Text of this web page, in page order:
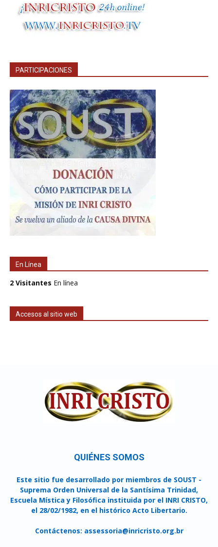
PARTICIPACIONES
En Línea
2 Visitantes En línea
Accesos al sitio web
QUIÉNES SOMOS
Este sitio fue desarrollado por miembros de SOUST -
Suprema Orden Universal de la Santísima Trinidad,
Escuela Mística y Filosófica instituida por el INRI CRISTO,
el 28/02/1982, en el histórico Acto Libertario.
Contáctenos: assessoria@inricristo.org.br